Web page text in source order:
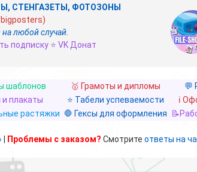
СТЕНГАЗЕТЫ, ФОТОЗОНЫ
любой случай.
подписку ⭐ VK Донат
шаблонов 🥇 Грамоты и дипломы 💬
и плакаты ⭐ Табели успеваемости ℹ️
растяжки 🛑 Гексы для оформления
Проблемы с заказом? Смотрите ответы на